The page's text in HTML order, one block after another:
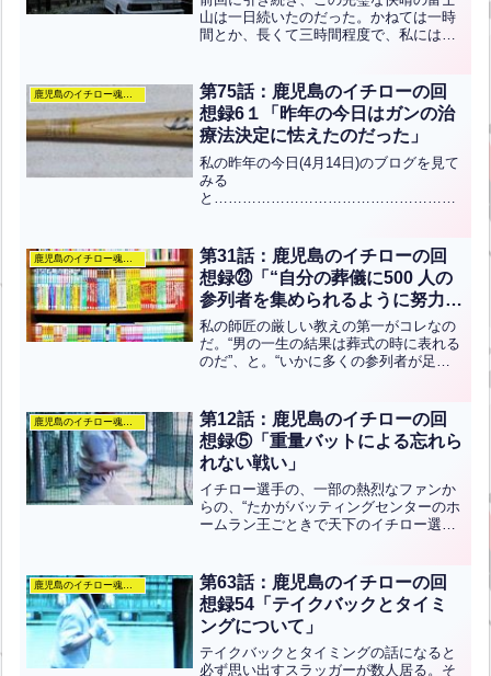
山は一日続いたのだった。かねては一時
間とか、長くて三時間程度で、私には少
の富士山を写したことで、少し安心しな
がらの走りとなった。そし...全文はクリ
ック
鹿児島のイチロー魂のぶろぐ
第75話：鹿児島のイチローの回
想録6１「昨年の今日はガンの治
療法決定に怯えたのだった」
私の昨年の今日(4月14日)のブログを見て
みる
と……………………………………………
は“自由”という二文字は無いので、あれ
もやっておこう、これもやっておこうと
思うためになか...全文はクリック
第31話：鹿児島のイチローの回
想録㉓「“自分の葬儀に500 人の
参列者を集められるように努力を
積め” と」
私の師匠の厳しい教えの第一がコレなの
だ。“男の一生の結果は葬式の時に表れる
のだ”、と。“いかに多くの参列者が足を
三百人は来てもらえるように努力と奉仕
を積み重ねるから見て...全文はクリック
第12話：鹿児島のイチローの回
想録⑤「重量バットによる忘れら
れない戦い」
イチロー選手の、一部の熱烈なファンか
らの、“たかがバッティングセンターのホ
ームラン王ごときで天下のイチロー選手
ビの出演依頼も“イチロー選手はエベレス
トを登頂した人、私...全文はクリック
鹿児島のイチロー魂のぶろぐ
第63話：鹿児島のイチローの回
想録54「テイクバックとタイミ
ングについて」
テイクバックとタイミングの話になると
必ず思い出すスラッガーが数人居る。そ